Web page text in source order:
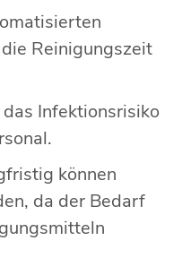
Reinigungszeit
Infektionsrisiko
können
da der Bedarf